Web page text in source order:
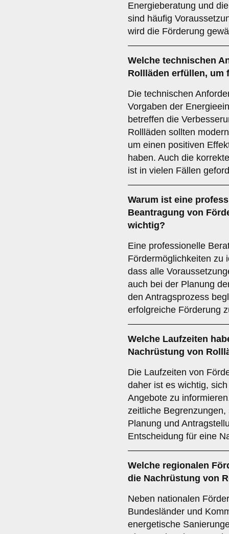
Energieberatung und
sind häufig
wird die Förderung
Welche technischen
Rollläden erfüllen, um
Die technischen
Vorgaben der
betreffen die
Rollläden sollten
um einen positiven
haben. Auch die
ist in vielen Fällen
Warum ist eine
Beantragung von
wichtig?
Eine professionelle
Fördermöglichkeiten zu
dass alle
auch bei der Planung
den Antragsprozess
erfolgreiche Förderung
Welche Laufzeiten
Nachrüstung von
Die Laufzeiten von
daher ist es wichtig,
Angebote zu
zeitliche
Planung und
Entscheidung für eine
Welche regionalen
die Nachrüstung von
Neben nationalen
Bundesländer und
energetische